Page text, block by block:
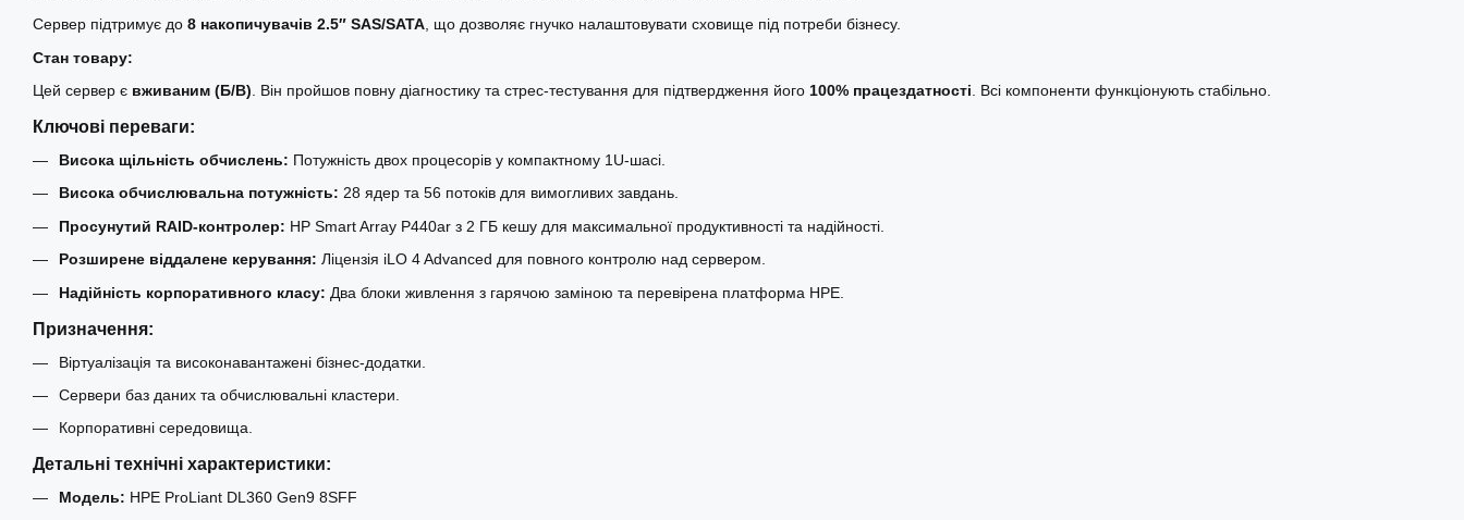
Сервер підтримує до 8 накопичувачів 2.5″ SAS/SATA , що дозволяє гнучко налаштовувати сховище під потреби бізнесу.
Стан товару:
Цей сервер є вживаним (Б/В) . Він пройшов повну діагностику та стрес-тестування для підтвердження його 100% працездатності . Всі компоненти функціонують стабільно.
Ключові переваги:
Висока щільність обчислень: Потужність двох процесорів у компактному 1U-шасі.
Висока обчислювальна потужність: 28 ядер та 56 потоків для вимогливих завдань.
Просунутий RAID-контролер: HP Smart Array P440ar з 2 ГБ кешу для максимальної продуктивності та надійності.
Розширене віддалене керування: Ліцензія iLO 4 Advanced для повного контролю над сервером.
Надійність корпоративного класу: Два блоки живлення з гарячою заміною та перевірена платформа HPE.
Призначення:
Віртуалізація та високонавантажені бізнес-додатки.
Сервери баз даних та обчислювальні кластери.
Корпоративні середовища.
Детальні технічні характеристики:
Модель: HPE ProLiant DL360 Gen9 8SFF